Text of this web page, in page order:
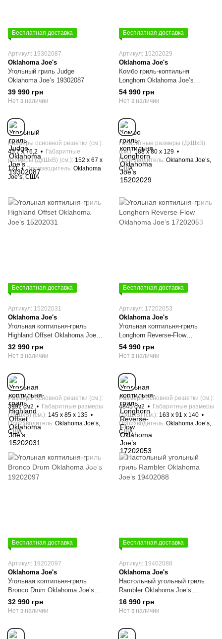
Бесплатная доставка
Артикул: 19302087
Oklahoma Joe's
Угольный гриль Judge
Oklahoma Joe’s 19302087
39 990 грн
Нет в наличии
Размеры основной решетки (см.)
45,7 х 76,2
Габаритные
размеры (ДхШхВ) (см.) 152 х 67 x
121
Производитель Oklahoma
Joe’s, США
Бесплатная доставка
Артикул: 15202029
Oklahoma Joe's
Комбо гриль-коптильня
Longhorn Oklahoma Joe’s
15202029
54 990 грн
Нет в наличии
Габаритные размеры (ДхШхВ)
(см.) 188 х 80 х 129
Производитель Oklahoma Joe’s,
США
Бесплатная доставка
Артикул: 15202031
Oklahoma Joe's
Угольная коптильня-гриль
Highland Offset Oklahoma Joe’s
15202031
32 990 грн
Нет в наличии
Размеры основной решетки (см.)
3992 см2
Габаритные размеры
(ДхШхВ) (см.) 145 x 85 x 135
Производитель Oklahoma Joe’s,
США
Бесплатная доставка
Артикул: 17202053
Oklahoma Joe's
Угольная коптильня-гриль
Longhorn Reverse-Flow
Oklahoma Joe’s 17202053
54 990 грн
Нет в наличии
Размеры основной решетки (см.)
4845 см2
Габаритные размеры
(ДхШхВ) (см.) 163 x 91 x 140
Производитель Oklahoma Joe’s,
США
Бесплатная доставка
Артикул: 19202097
Oklahoma Joe's
Угольная коптильня-гриль
Bronco Drum Oklahoma Joe’s
19202097
32 990 грн
Нет в наличии
Бесплатная доставка
Артикул: 19402088
Oklahoma Joe's
Настольный угольный гриль
Rambler Oklahoma Joe’s
19402088
16 990 грн
Нет в наличии